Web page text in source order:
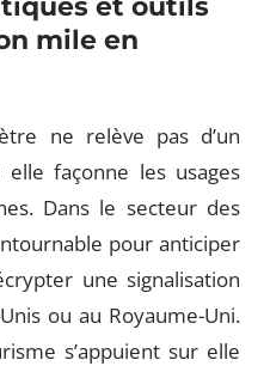
et outils
mile en
ne relève pas d’un
façonne les usages
Dans le secteur des
pour anticiper
une signalisation
ou au Royaume-Uni.
s’appuient sur elle